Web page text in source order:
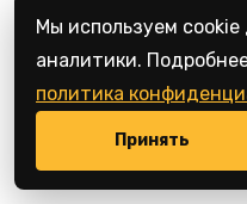
Как выбрать
питания
оборудования
Мы используем
аналитики.
политика
Принять